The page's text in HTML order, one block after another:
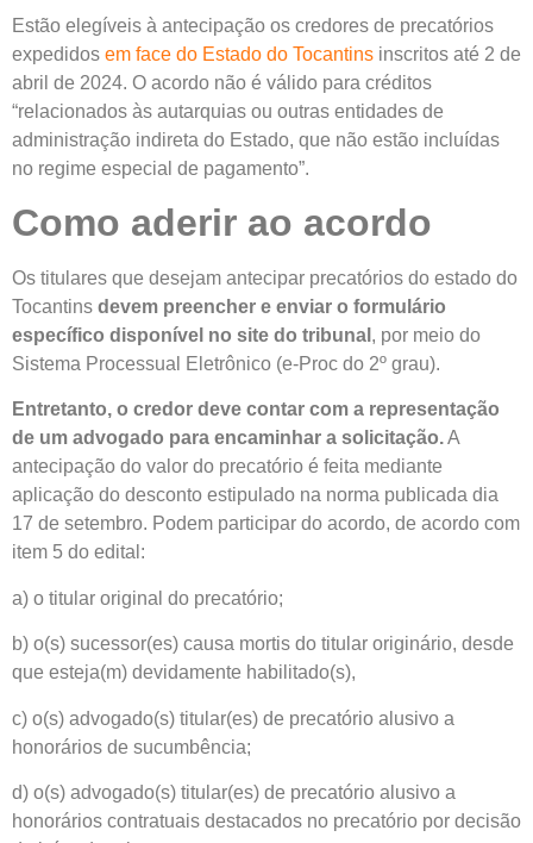
Estão elegíveis à antecipação os credores de precatórios
expedidos em face do Estado do Tocantins inscritos até 2 de
abril de 2024. O acordo não é válido para créditos
“relacionados às autarquias ou outras entidades de
administração indireta do Estado, que não estão incluídas
no regime especial de pagamento”.
Como aderir ao acordo
Os titulares que desejam antecipar precatórios do estado do
Tocantins devem preencher e enviar o formulário
específico disponível no site do tribunal , por meio do
Sistema Processual Eletrônico (e-Proc do 2º grau).
Entretanto, o credor deve contar com a representação
de um advogado para encaminhar a solicitação.A
antecipação do valor do precatório é feita mediante
aplicação do desconto estipulado na norma publicada dia
17 de setembro. Podem participar do acordo, de acordo com
item 5 do edital:
a) o titular original do precatório;
b) o(s) sucessor(es) causa mortis do titular originário, desde
que esteja(m) devidamente habilitado(s),
c) o(s) advogado(s) titular(es) de precatório alusivo a
honorários de sucumbência;
d) o(s) advogado(s) titular(es) de precatório alusivo a
honorários contratuais destacados no precatório por decisão